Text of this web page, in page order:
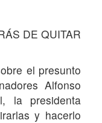
DE QUITAR
el presunto
Alfonso
la presidenta
y hacerlo